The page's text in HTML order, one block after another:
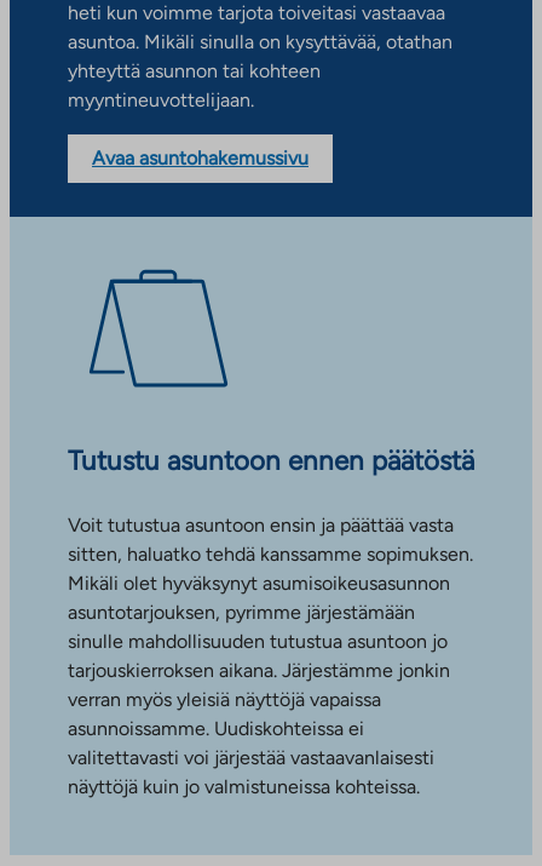
heti kun voimme tarjota toiveitasi vastaavaa
asuntoa. Mikäli sinulla on kysyttävää, otathan
yhteyttä asunnon tai kohteen
myyntineuvottelijaan.
Avaa asuntohakemussivu
Tutustu asuntoon ennen päätöstä
Voit tutustua asuntoon ensin ja päättää vasta
sitten, haluatko tehdä kanssamme sopimuksen.
Mikäli olet hyväksynyt asumisoikeusasunnon
asuntotarjouksen, pyrimme järjestämään
sinulle mahdollisuuden tutustua asuntoon jo
tarjouskierroksen aikana. Järjestämme jonkin
verran myös yleisiä näyttöjä vapaissa
asunnoissamme. Uudiskohteissa ei
valitettavasti voi järjestää vastaavanlaisesti
näyttöjä kuin jo valmistuneissa kohteissa.